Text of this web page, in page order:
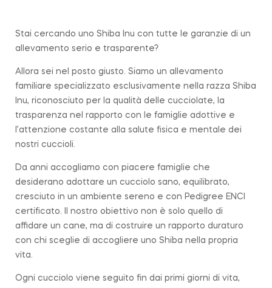
Stai cercando uno Shiba Inu con tutte le garanzie di un
allevamento serio e trasparente?
Allora sei nel posto giusto. Siamo un allevamento
familiare specializzato esclusivamente nella razza Shiba
Inu, riconosciuto per la qualità delle cucciolate, la
trasparenza nel rapporto con le famiglie adottive e
l’attenzione costante alla salute fisica e mentale dei
nostri cuccioli.
Da anni accogliamo con piacere famiglie che
desiderano adottare un cucciolo sano, equilibrato,
cresciuto in un ambiente sereno e con Pedigree ENCI
certificato. Il nostro obiettivo non è solo quello di
affidare un cane, ma di costruire un rapporto duraturo
con chi sceglie di accogliere uno Shiba nella propria
vita.
Ogni cucciolo viene seguito fin dai primi giorni di vita,